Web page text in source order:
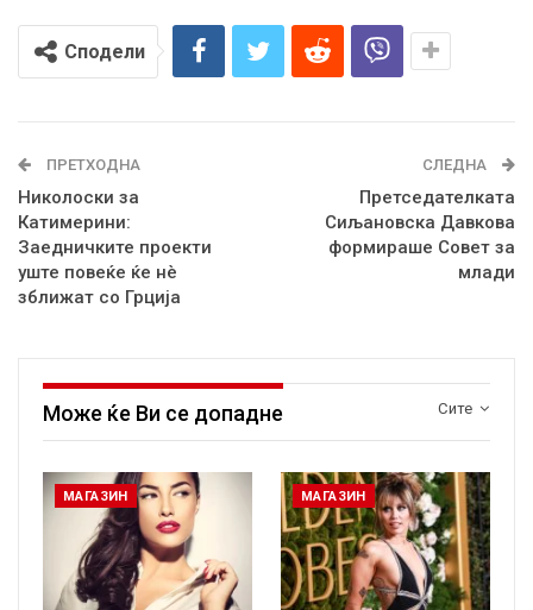
Сподели
ПРЕТХОДНА
Николоски за
Катимерини:
Заедничките проекти
уште повеќе ќе нè
зближат со Грција
СЛЕДНА
Претседателката
Сиљановска Давкова
формираше Совет за
млади
Сите
Може ќе Ви се допадне
МАГАЗИН МАГАЗИН